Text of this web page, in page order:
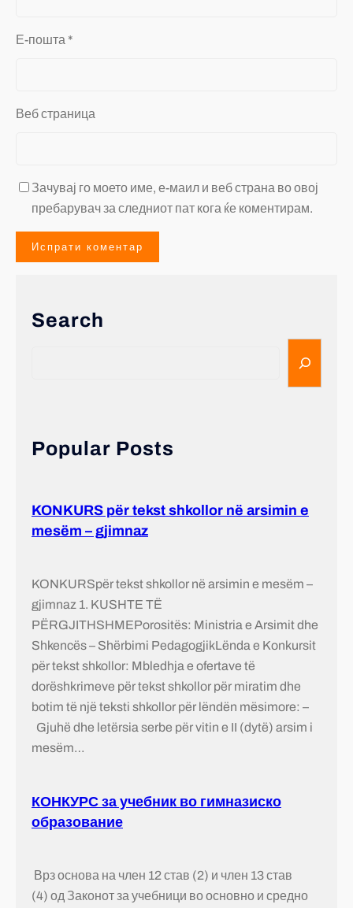
Е-пошта *
Веб страница
Зачувај го моето име, е-маил и веб страна во овој
пребарувач за следниот пат кога ќе коментирам.
Search
Popular Posts
KONKURS për tekst shkollor në arsimin e
mesëm – gjimnaz
KONKURSpër tekst shkollor në arsimin e mesëm –
gjimnaz 1. KUSHTE TË
PËRGJITHSHMEPorositës: Ministria e Arsimit dhe
Shkencës – Shërbimi PedagogjikLënda e Konkursit
për tekst shkollor: Mbledhja e ofertave të
dorëshkrimeve për tekst shkollor për miratim dhe
botim të një teksti shkollor për lëndën mësimore: –
Gjuhë dhe letërsia serbe për vitin e II (dytë) arsim i
mesëm…
КОНКУРС за учебник во гимназиско
образование
Врз основа на член 12 став (2) и член 13 став
(4) од Законот за учебници во основно и средно